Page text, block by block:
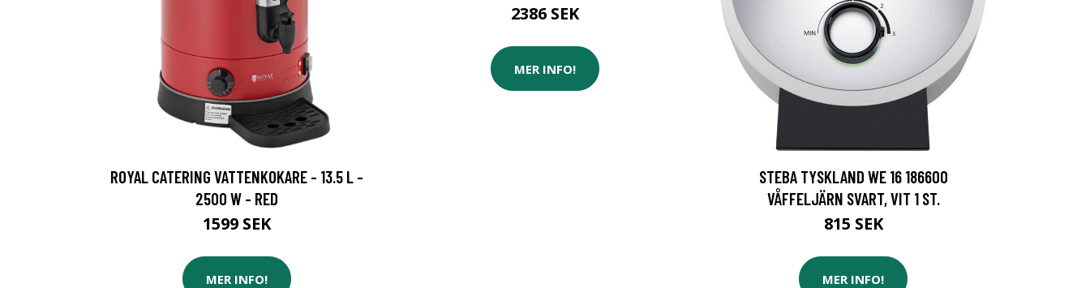
ROYAL CATERING VATTENKOKARE - 13.5 L -
2500 W - RED
1599 SEK
MER INFO!
2386 SEK
MER INFO!
STEBA TYSKLAND WE 16 186600
VÅFFELJÄRN SVART, VIT 1 ST.
815 SEK
MER INFO!